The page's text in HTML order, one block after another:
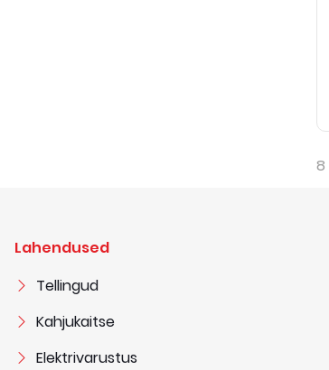
8
Lahendused
Tellingud
Kahjukaitse
Elektrivarustus